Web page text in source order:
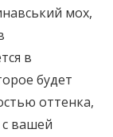
мох,
в
будет
оттенка,
вашей